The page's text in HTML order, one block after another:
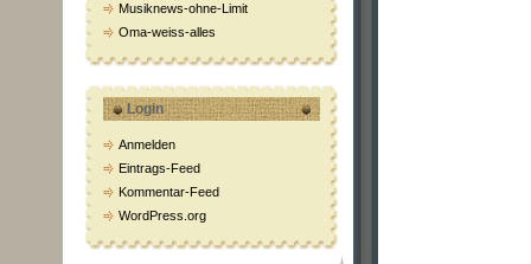
Musiknews-ohne-Limit
Oma-weiss-alles
Login
Anmelden
Eintrags-Feed
Kommentar-Feed
WordPress.org